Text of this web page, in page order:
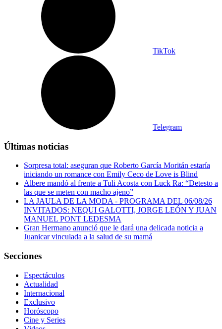
TikTok
Telegram
Últimas noticias
Sorpresa total: aseguran que Roberto García Moritán estaría
iniciando un romance con Emily Ceco de Love is Blind
Albere mandó al frente a Tuli Acosta con Luck Ra: “Detesto a
las que se meten con macho ajeno”
LA JAULA DE LA MODA - PROGRAMA DEL 06/08/26
INVITADOS: NEQUI GALOTTI, JORGE LEÓN Y JUAN
MANUEL PONT LEDESMA
Gran Hermano anunció que le dará una delicada noticia a
Juanicar vinculada a la salud de su mamá
Secciones
Espectáculos
Actualidad
Internacional
Exclusivo
Horóscopo
Cine y Series